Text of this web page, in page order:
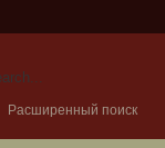
Расширенный поиск